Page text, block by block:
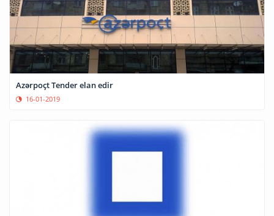
Azərpoçt Tender elan edir
16-01-2019